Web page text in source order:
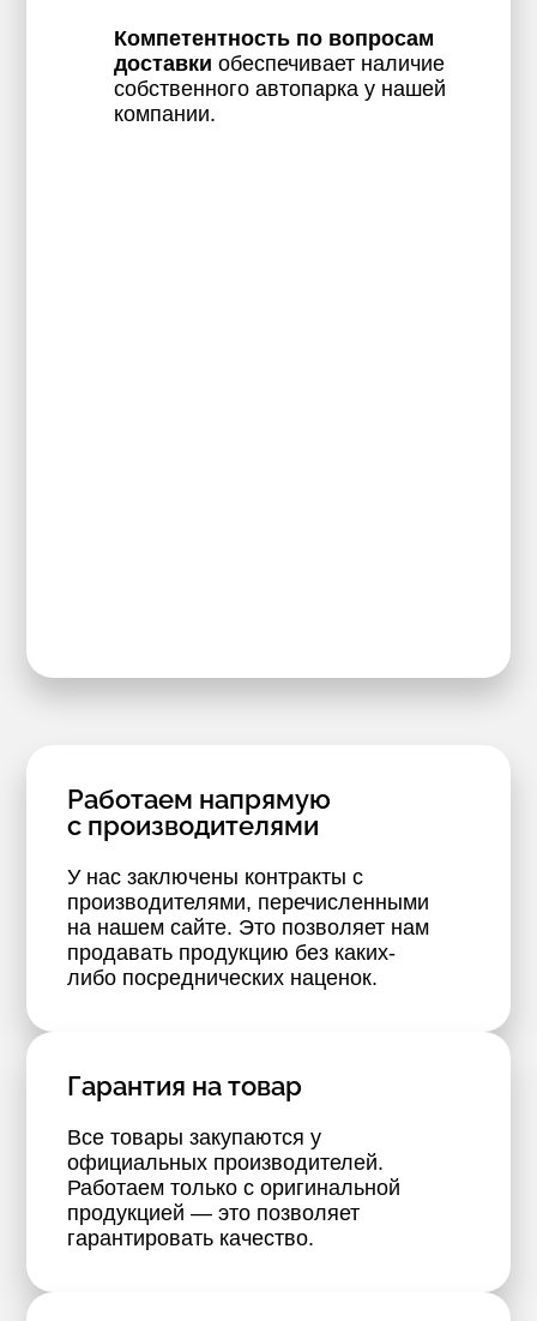
Компетентность по вопросам
доставки обеспечивает наличие
собственного автопарка у нашей
компании.
Работаем напрямую
с производителями
У нас заключены контракты с
производителями, перечисленными
на нашем сайте. Это позволяет нам
продавать продукцию без каких-
либо посреднических наценок.
Гарантия на товар
Все товары закупаются у
официальных производителей.
Работаем только с оригинальной
продукцией — это позволяет
гарантировать качество.